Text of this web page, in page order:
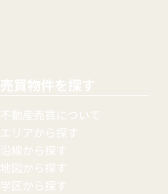
売買物件を探す
不動産売買について
エリアから探す
沿線から探す
地図から探す
学区から探す